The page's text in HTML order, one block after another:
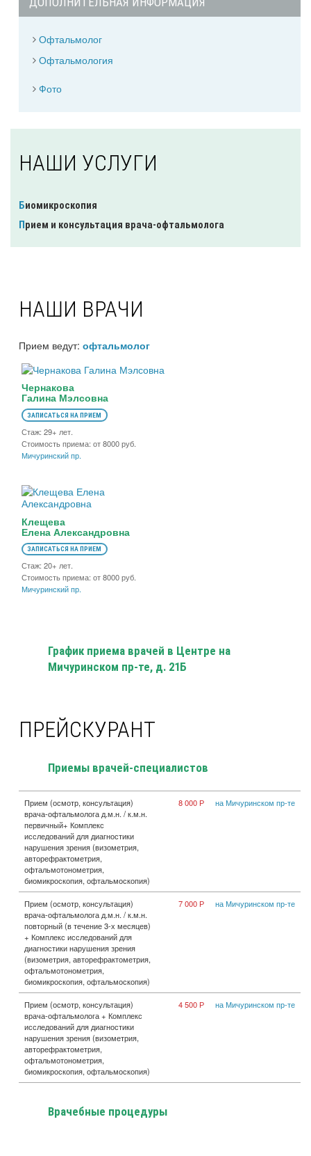
Офтальмолог
Офтальмология
Фото
НАШИ УСЛУГИ
Биомикроскопия
Прием и консультация врача-офтальмолога
НАШИ ВРАЧИ
Прием ведут: офтальмолог
Чернакова
Галина Мэлсовна
ЗАПИСАТЬСЯ НА ПРИЕМ
Стаж: 29+ лет.
Стоимость приема: от 8000 руб.
Мичуринский пр.
Клещева
Елена Александровна
ЗАПИСАТЬСЯ НА ПРИЕМ
Стаж: 20+ лет.
Стоимость приема: от 8000 руб.
Мичуринский пр.
График приема врачей в Центре на
Мичуринском пр-те, д. 21Б
ПРЕЙСКУРАНТ
Приемы врачей-специалистов
Прием (осмотр, консультация)
врача-офтальмолога д.м.н. / к.м.н.
первичный+ Комплекс
исследований для диагностики
нарушения зрения (визометрия,
авторефрактометрия,
офтальмотонометрия,
биомикроскопия, офтальмоскопия)
8 000 Р на Мичуринском пр-те
Прием (осмотр, консультация)
врача-офтальмолога д.м.н. / к.м.н.
повторный (в течение 3-х месяцев)
+ Комплекс исследований для
диагностики нарушения зрения
(визометрия, авторефрактометрия,
офтальмотонометрия,
биомикроскопия, офтальмоскопия)
7 000 Р на Мичуринском пр-те
Прием (осмотр, консультация)
врача-офтальмолога + Комплекс
исследований для диагностики
нарушения зрения (визометрия,
авторефрактометрия,
офтальмотонометрия,
биомикроскопия, офтальмоскопия)
4 500 Р на Мичуринском пр-те
Врачебные процедуры